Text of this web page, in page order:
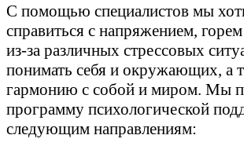
С помощью специалистов мы
справиться с напряжением,
из-за различных стрессовых
понимать себя и окружающих, а
гармонию с собой и миром. Мы
программу психологической
следующим направлениям: